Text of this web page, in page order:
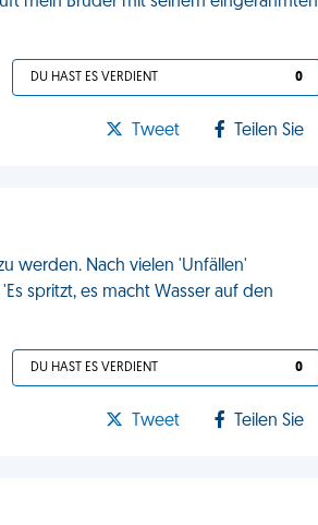
DU HAST ES VERDIENT 0
Tweet Teilen Sie
werden. Nach vielen 'Unfällen'
spritzt, es macht Wasser auf den
DU HAST ES VERDIENT 0
Tweet Teilen Sie